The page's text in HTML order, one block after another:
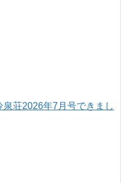
泉荘2026年7月号できまし